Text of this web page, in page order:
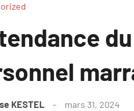
KESTEL mars 31, 2024